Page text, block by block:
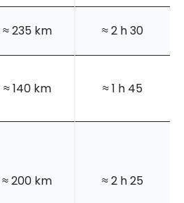
≈ 235 km ≈ 2 h 30
≈ 140 km ≈ 1 h 45
≈ 200 km ≈ 2 h 25